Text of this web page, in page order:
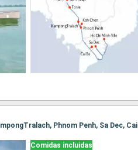
Comidas incluidas